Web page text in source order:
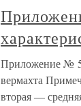
Приложение № 5
вермахта
вторая —